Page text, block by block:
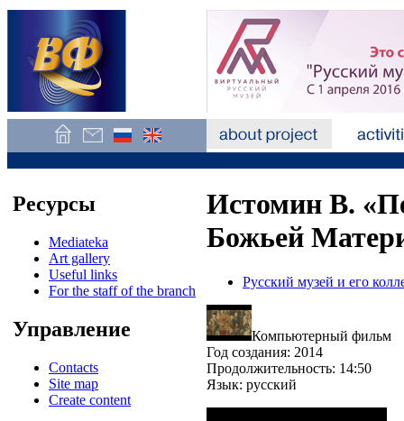
Ресурсы
Mediateka
Art gallery
Useful links
For the staff of the branch
Управление
Contacts
Site map
Create content
Истомин В.
Божьей
Русский музей и его
Компьютерный фильм
Год создания: 2014
Продолжительность: 14:50
Язык: русский